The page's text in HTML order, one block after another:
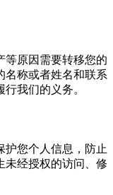
等原因需要转移您的
名称或者姓名和联系
我们的义务。
护您个人信息，防止
未经授权的访问、修